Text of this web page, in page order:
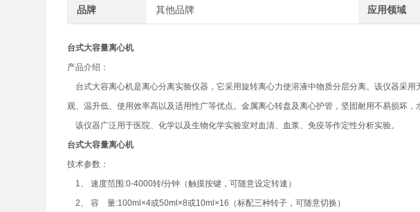
品牌 其他品牌 应用领域
台式大容量离心机
产品介绍：
台式大容离心机是离心分离实验仪器，它采用旋转离心力使溶液中物质分层分离。该仪器采
观、温升低、使用效率高以及适用性广等优点。金属离心转盘及离心护管，坚固耐用不易损坏，
该仪器广泛用于医院、化学以及生物化学实验室对血清、血浆、免疫等作定性分析实验。
台式大容量离心机
技术参数：
1、 速度范围:0-4000转/分钟（触摸按键，可随意设定转速）
2、 容 量:100ml×4或50ml×8或10ml×16（标配三种转子，可随意切换）